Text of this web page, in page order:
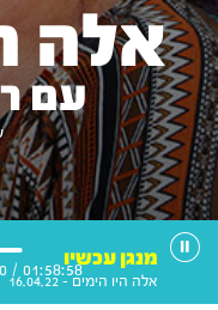
אלה
עם
01:58:58
/
מנגן עכשיו
אלה היו הימים - 16.04.22